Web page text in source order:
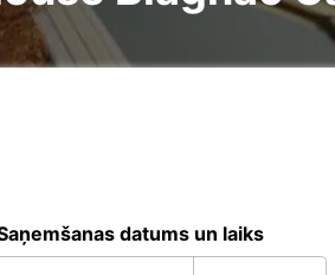
datums un laiks